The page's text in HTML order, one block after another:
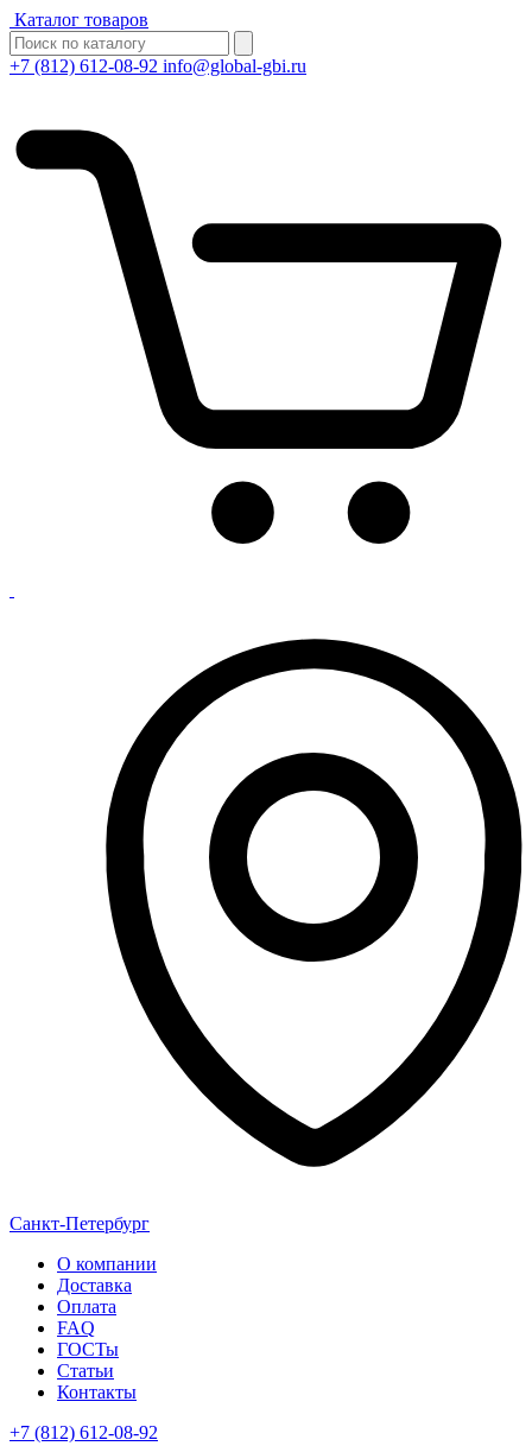
Каталог товаров
+7 (812) 612-08-92 info@global-gbi.ru
Санкт-Петербург
О компании
Доставка
Оплата
FAQ
ГОСТы
Статьи
Контакты
+7 (812) 612-08-92